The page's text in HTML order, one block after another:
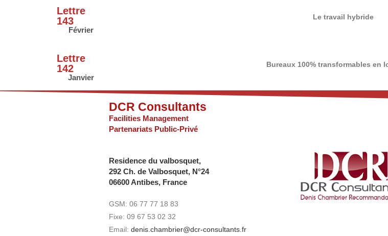
Lettre
143
Février
Le travail hybride
Lettre
142
Janvier
Bureaux 100% transformables en
DCR Consultants
Facilities Management
Partenariats Public-Privé
Residence du valbosquet,
292 Ch. de Valbosquet, N°24
06600 Antibes, France
GSM: 06 77 77 18 83
Fixe: 09 67 53 02 32
Email:denis.chambrier@dcr-consultants.fr